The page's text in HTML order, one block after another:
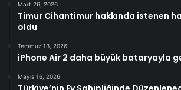
Mart 26, 2026
Timur Cihantimur hakkında istenen
oldu
Temmuz 13, 2026
iPhone Air 2 daha büyük bataryayla
Mayıs 16, 2026